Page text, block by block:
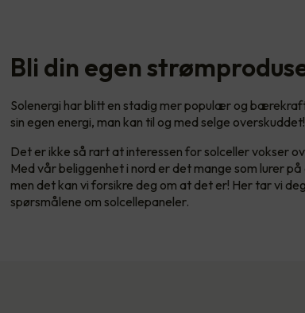
Bli din egen
Solenergi har blitt en stadig mer populær og
sin egen energi, man kan til og med selge overskuddet!
Det er ikke så rart at interessen for solceller vokser
Med vår beliggenhet i nord er det mange som lurer
men det kan vi forsikre deg om at det er! Her tar vi
spørsmålene om solcellepaneler.